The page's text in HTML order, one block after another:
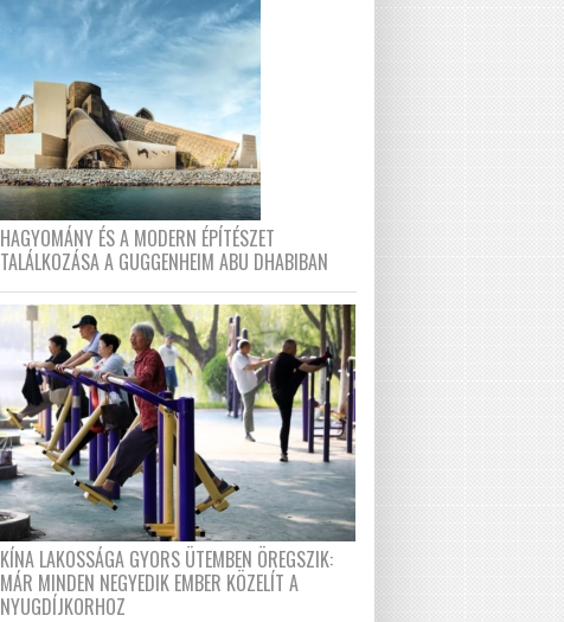
HAGYOMÁNY ÉS A MODERN ÉPÍTÉSZET
TALÁLKOZÁSA A GUGGENHEIM ABU DHABIBAN
KÍNA LAKOSSÁGA GYORS ÜTEMBEN ÖREGSZIK:
MÁR MINDEN NEGYEDIK EMBER KÖZELÍT A
NYUGDÍJKORHOZ